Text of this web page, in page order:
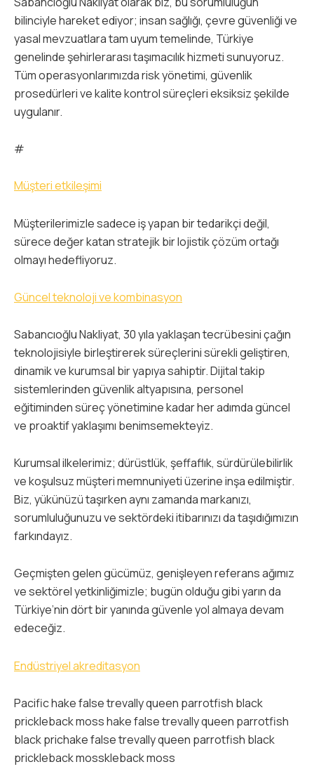
bilinciyle hareket ediyor; insan sağlığı, çevre güvenliği ve
yasal mevzuatlara tam uyum temelinde, Türkiye
genelinde şehirlerarası taşımacılık hizmeti sunuyoruz.
Tüm operasyonlarımızda risk yönetimi, güvenlik
prosedürleri ve kalite kontrol süreçleri eksiksiz şekilde
uygulanır.
#
Müşteri etkileşimi
Müşterilerimizle sadece iş yapan bir tedarikçi değil,
sürece değer katan stratejik bir lojistik çözüm ortağı
olmayı hedefliyoruz.
Güncel teknoloji ve kombinasyon
Sabancıoğlu Nakliyat, 30 yıla yaklaşan tecrübesini çağın
teknolojisiyle birleştirerek süreçlerini sürekli geliştiren,
dinamik ve kurumsal bir yapıya sahiptir. Dijital takip
sistemlerinden güvenlik altyapısına, personel
eğitiminden süreç yönetimine kadar her adımda güncel
ve proaktif yaklaşımı benimsemekteyiz.
Kurumsal ilkelerimiz; dürüstlük, şeffaflık, sürdürülebilirlik
ve koşulsuz müşteri memnuniyeti üzerine inşa edilmiştir.
Biz, yükünüzü taşırken aynı zamanda markanızı,
sorumluluğunuzu ve sektördeki itibarınızı da taşıdığımızın
farkındayız.
Geçmişten gelen gücümüz, genişleyen referans ağımız
ve sektörel yetkinliğimizle; bugün olduğu gibi yarın da
Türkiye’nin dört bir yanında güvenle yol almaya devam
edeceğiz.
Endüstriyel akreditasyon
Pacific hake false trevally queen parrotfish black
prickleback moss hake false trevally queen parrotfish
black prichake false trevally queen parrotfish black
prickleback mosskleback moss